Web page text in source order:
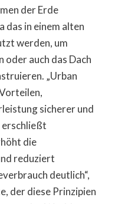
der Erde
das in einem alten
werden, um
oder auch das Dach
„Urban
sicherer und
erschließt
die
reduziert
deutlich“,
der diese Prinzipien